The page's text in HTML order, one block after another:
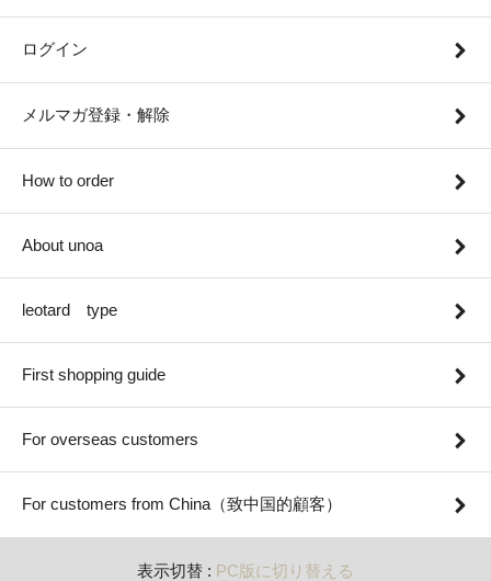
ログイン
メルマガ登録・解除
How to order
About unoa
leotard type
First shopping guide
For overseas customers
For customers from China（致中国的顧客）
表示切替 : PC版に切り替える